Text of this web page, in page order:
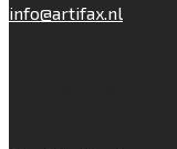
info@artifax.nl